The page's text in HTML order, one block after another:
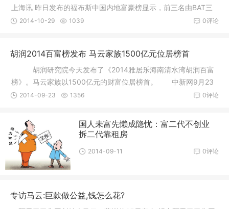
上海讯 昨日发布的福布斯中国内地富豪榜显示，前三名由BAT三
大富豪
0评论
2014-10-29 1039
胡润2014百富榜发布 马云家族1500亿元位居榜首
胡润研究院今天发布了《2014雅居乐海南清水湾胡润百富
榜》。马云家族以1500亿元的财富位居榜首。 中新网9月23
日电 胡润
0评论
2014-09-23 1356
国人未富先懒成隐忧：富二代不创业
拆二代靠租房
0评论
2014-09-11
专访马云:巨款做公益,钱怎么花?